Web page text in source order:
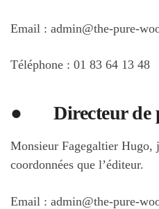
Email : admin@the-pure-
Téléphone : 01 83 64 13 48
● Directeur
Monsieur Fagegaltier Hugo,
coordonnées que l’éditeur.
Email : admin@the-pure-